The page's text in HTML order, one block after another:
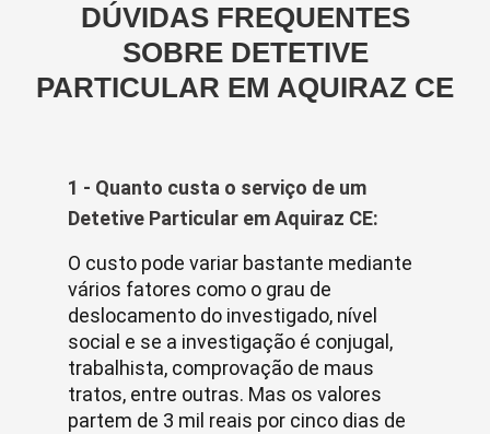
DÚVIDAS FREQUENTES
SOBRE DETETIVE
PARTICULAR EM AQUIRAZ CE
1 - Quanto custa o serviço de um
Detetive Particular em Aquiraz CE:
O custo pode variar bastante mediante
vários fatores como o grau de
deslocamento do investigado, nível
social e se a investigação é conjugal,
trabalhista, comprovação de maus
tratos, entre outras. Mas os valores
partem de 3 mil reais por cinco dias de